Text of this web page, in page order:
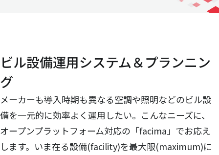
ビル設備運用システム＆プランニン
グ
メーカーも導入時期も異なる空調や照明などのビル設
備を一元的に効率よく運用したい。こんなニーズに、
オープンプラットフォーム対応の「facima」でお応え
します。いま在る設備(facility)を最大限(maximum)に